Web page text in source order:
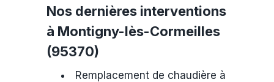
Nos dernières interventions
à Montigny-lès-Cormeilles
(95370)
Remplacement de chaudière à